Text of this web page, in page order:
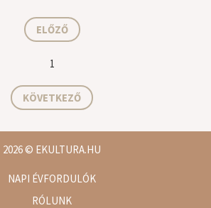
ELŐZŐ
1
KÖVETKEZŐ
2026© EKULTURA.HU
NAPI ÉVFORDULÓK
RÓLUNK